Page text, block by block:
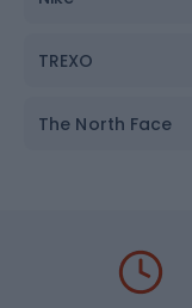
TREXO
The North Face